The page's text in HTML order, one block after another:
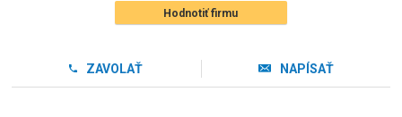
Hodnotiť firmu
ZAVOLAŤ NAPÍSAŤ